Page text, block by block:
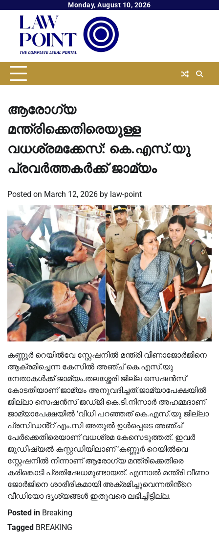
content
Monday, August 10, 2026
ആരോഗ്യ
മന്ത്രിക്കെതിരെയുള്ള
വധശ്രമക്കേസ്: കെ.എസ്.യു
പ്രവര്‍ത്തകര്‍ക്ക് ജാമ്യം
Posted on March 12, 2026 by law-point
കണ്ണൂർ റെയില്‍വേ സ്റ്റേഷനില്‍ മന്ത്രി വീണാജോർജിനെ
ആക്രമിച്ചെന്ന കേസില്‍ അഞ്ച് കെ.എസ്.യു
നേതാകള്‍ക്ക് ജാമ്യം.തലശ്ശേരി ജില്ല സെഷൻസ്
കോടതിയാണ് ജാമ്യം അനുവദിച്ചത്.ജാമ്യാപേക്ഷയില്‍
ജില്ലാ സെഷൻസ് ജഡ്ജി കെ.ടി.നിസാർ അഹമ്മദാണ്
ജാമ്യാപേക്ഷയില്‍ ‘വിധി പറഞ്ഞത് കെ.എസ്.യു ജില്ലാ
പ്രസിഡൻ്റ് എം.സി അതുല്‍ ഉള്‍പ്പെടെ അഞ്ച്
പേർക്കെതിരെയാണ് വധശ്രമ കേസെടുത്തത്. ഇവർ
ജുഡീഷ്യല്‍ കസ്റ്റഡിയിലാണ് ‘കണ്ണൂർ റെയില്‍വെ
സ്റ്റേഷനില്‍ നിന്നാണ് ആരോഗ്യ മന്ത്രിക്കെതിരെ
കരിങ്കൊടി പ്രതിഷേധമുണ്ടായത്. എന്നാല്‍ മന്ത്രി വീണാ
ജോർജിനെ ശാരീരികമായി അക്രമിച്ചുവെന്നതിൻ്റെ
വീഡിയോ ദൃശ്യങ്ങള്‍ ഇതുവരെ ലഭിച്ചിട്ടില്ല.
Posted in Breaking
Tagged BREAKING